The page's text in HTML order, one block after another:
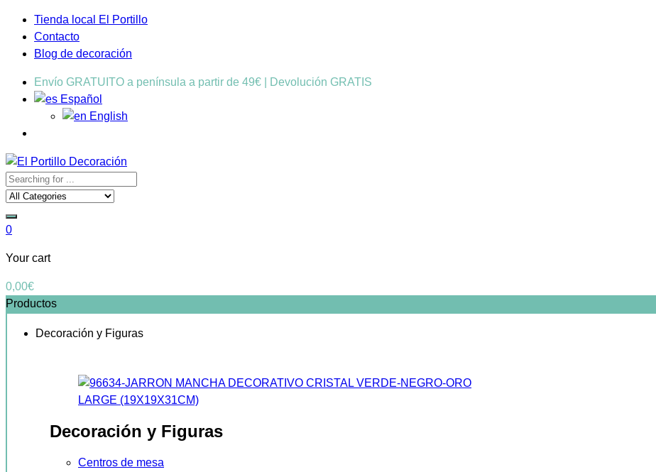
Tienda local El Portillo
Contacto
Blog de decoración
Envío GRATUITO a península a partir de 49€ | Devolución GRATIS
Español
English
0
Your cart
0,00€
Productos
Decoración y Figuras
Decoración y Figuras
Centros de mesa